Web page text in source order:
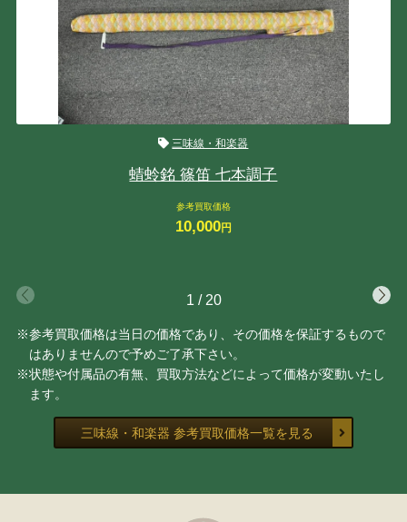
三味線・和楽器
蜻蛉銘 篠笛 七本調子
参考買取価格
10,000円
1 / 20
※参考買取価格は当日の価格であり、その価格を保証するもので
はありませんので予めご了承下さい。
※状態や付属品の有無、買取方法などによって価格が変動いたし
ます。
三味線・和楽器 参考買取価格一覧を見る